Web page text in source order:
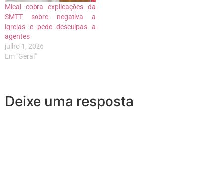
Mical cobra explicações da
SMTT sobre negativa a
igrejas e pede desculpas a
agentes
julho 1, 2026
Em "Geral"
Deixe uma resposta